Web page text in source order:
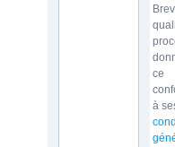
ce
à